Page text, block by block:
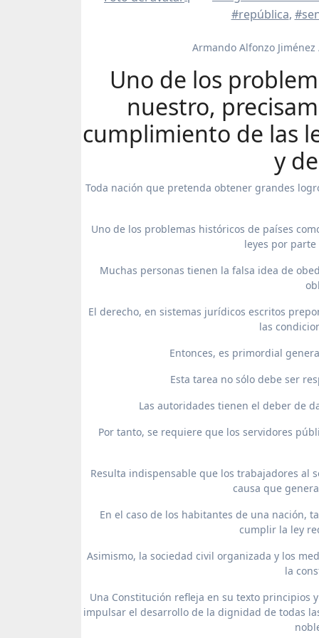
#república,
Armando Alfonzo
Uno de los
nuestro,
cumplimiento de las
y
Toda nación que pretenda obtener grandes
Uno de los problemas históricos de países
leyes por
Muchas personas tienen la falsa idea de
El derecho, en sistemas jurídicos escritos
las
Entonces, es primordial
Esta tarea no sólo debe ser
Las autoridades tienen el deber de
Por tanto, se requiere que los servidores
Resulta indispensable que los trabajadores al
causa que
En el caso de los habitantes de una nación,
cumplir la ley
Asimismo, la sociedad civil organizada y los
la
Una Constitución refleja en su texto principios
impulsar el desarrollo de la dignidad de todas